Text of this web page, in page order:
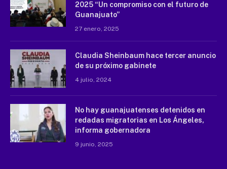
2025 “Un compromiso con el futuro de
Guanajuato”
27 enero, 2025
Claudia Sheinbaum hace tercer anuncio
de su próximo gabinete
4 julio, 2024
No hay guanajuatenses detenidos en
redadas migratorias en Los Ángeles,
informa gobernadora
9 junio, 2025